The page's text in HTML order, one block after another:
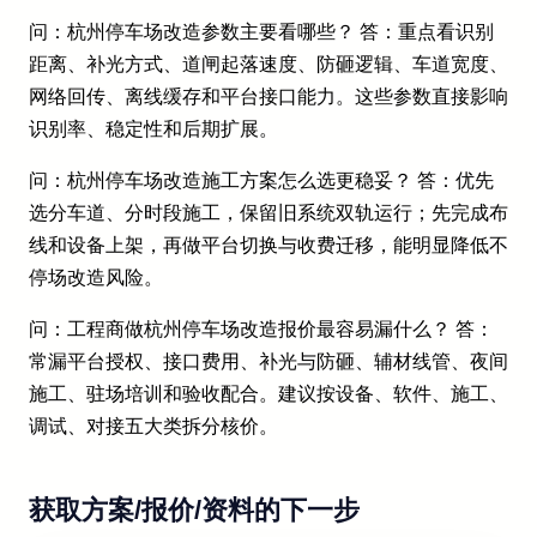
问：杭州停车场改造参数主要看哪些？ 答：重点看识别
距离、补光方式、道闸起落速度、防砸逻辑、车道宽度、
网络回传、离线缓存和平台接口能力。这些参数直接影响
识别率、稳定性和后期扩展。
问：杭州停车场改造施工方案怎么选更稳妥？ 答：优先
选分车道、分时段施工，保留旧系统双轨运行；先完成布
线和设备上架，再做平台切换与收费迁移，能明显降低不
停场改造风险。
问：工程商做杭州停车场改造报价最容易漏什么？ 答：
常漏平台授权、接口费用、补光与防砸、辅材线管、夜间
施工、驻场培训和验收配合。建议按设备、软件、施工、
调试、对接五大类拆分核价。
获取方案/报价/资料的下一步